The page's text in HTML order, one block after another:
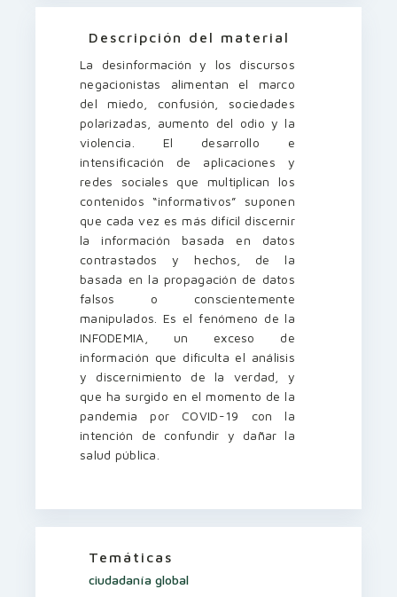
Descripción del material
La desinformación y los discursos
negacionistas alimentan el marco
del miedo, confusión, sociedades
polarizadas, aumento del odio y la
violencia. El desarrollo e
intensificación de aplicaciones y
redes sociales que multiplican los
contenidos “informativos” suponen
que cada vez es más difícil discernir
la información basada en datos
contrastados y hechos, de la
basada en la propagación de datos
falsos o conscientemente
manipulados. Es el fenómeno de la
INFODEMIA, un exceso de
información que dificulta el análisis
y discernimiento de la verdad, y
que ha surgido en el momento de la
pandemia por COVID-19 con la
intención de confundir y dañar la
salud pública.
Temáticas
ciudadanía global